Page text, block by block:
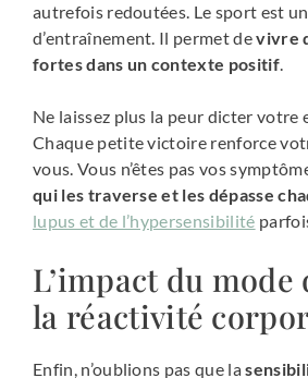
autrefois redoutées. Le sport est
d’entraînement. Il permet devivre
fortes dans un contexte positif.
Ne laissez plus la peur dicter votre
Chaque petite victoire renforce
vous. Vous n’êtes pas vos
qui les traverse et les dépasse
lupus et de l’hypersensibilité
L’impact du mode
la réactivité
Enfin, n’oublions pas que la